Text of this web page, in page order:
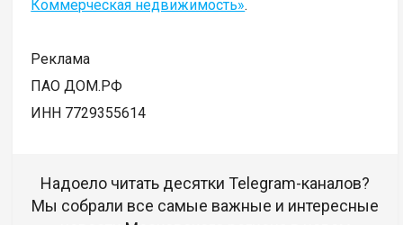
Коммерческая недвижимость».
Реклама
ПАО ДОМ.РФ
ИНН 7729355614
Надоело читать десятки Telegram-каналов?
Мы собрали все самые важные и интересные